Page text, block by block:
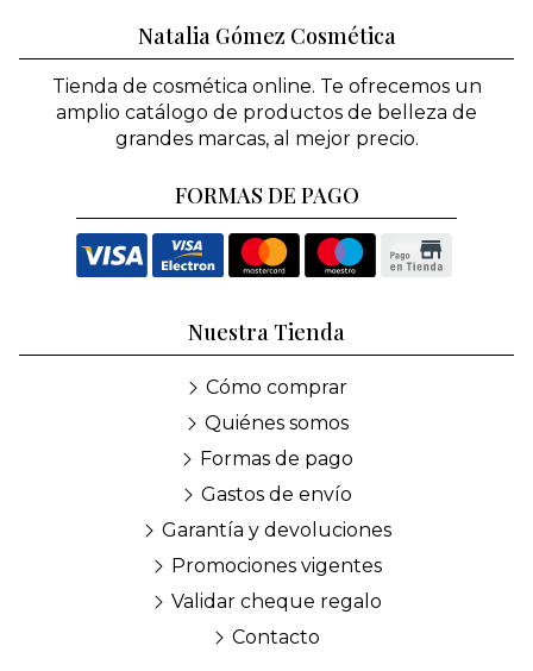
Natalia Gómez Cosmética
Tienda de cosmética online. Te ofrecemos un
amplio catálogo de productos de belleza de
grandes marcas, al mejor precio.
FORMAS DE PAGO
Nuestra Tienda
Cómo comprar
Quiénes somos
Formas de pago
Gastos de envío
Garantía y devoluciones
Promociones vigentes
Validar cheque regalo
Contacto